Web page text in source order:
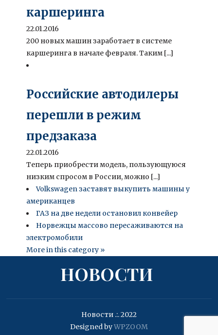
каршеринга
22.01.2016
200 новых машин заработает в системе
каршеринга в начале февраля. Таким [...]
Российские автодилеры
перешли в режим
предзаказа
22.01.2016
Теперь приобрести модель, пользующуюся
низким спросом в России, можно [...]
Volkswagen заставят выкупить машины у
американцев
ГАЗ на две недели остановил конвейер
Норвежцы массово пересаживаются на
электромобили
More in this category »
НОВОСТИ
Новости .:. 2022
Designed byWPZOOM